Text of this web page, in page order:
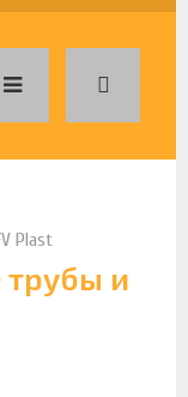
Plast
и